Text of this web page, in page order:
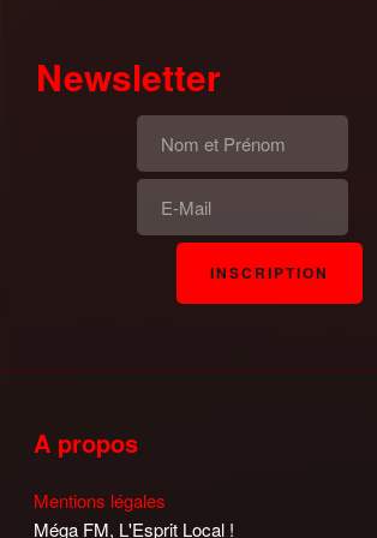
Newsletter
A propos
Mentions légales
Méga FM, L'Esprit Local !